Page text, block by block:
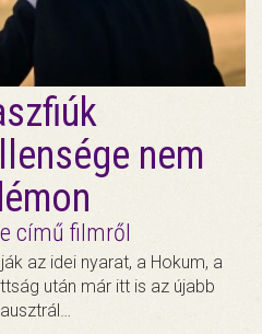
nem
című filmről
az idei nyarat, a Hokum, a
után már itt is az újabb